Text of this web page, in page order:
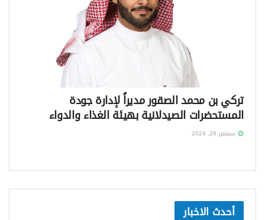
تركي بن محمد الصقور مديراً لإدارة جودة
المستحضرات الصيدلانية بهيئة الغذاء والدواء
سبتمبر 28, 2024
أحدث الاخبار